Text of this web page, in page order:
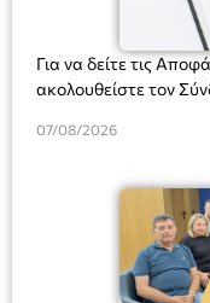
Για να δείτε τις
ακολουθείστε τον
07/08/2026